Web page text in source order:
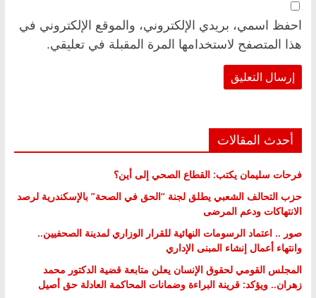
احفظ اسمي، بريدي الإلكتروني، والموقع الإلكتروني في
هذا المتصفح لاستخدامها المرة المقبلة في تعليقي.
أحدث المقالات
فرحات سليمان يكتب: القطاع الصحي إلى أين؟
حزب التحالف الشعبي يطلق لجنة “الحق في الصحة” بالإسكندرية لرصد
الانتهاكات ودعم المرضى
صور .. اعتماد الرسومات النهائية للقرار الوزاري لمدينة الصحفيين..
وانتهاء أعمال إنشاء المبنى الإداري
المجلس القومي لحقوق الإنسان يعلن متابعة قضية الدكتور محمد
زهران.. ويؤكد: قرينة البراءة وضمانات المحاكمة العادلة حق أصيل